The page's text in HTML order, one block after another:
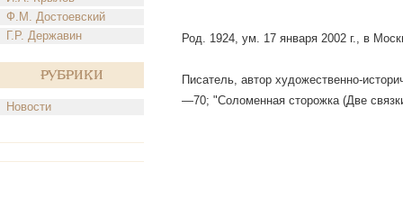
Ф.М. Достоевский
Г.Р. Державин
Рубрики
Новости
Род. 1924, ум. 17 января 2002 г., в
Писатель, автор художественно-
—70; "Соломенная сторожка (Две